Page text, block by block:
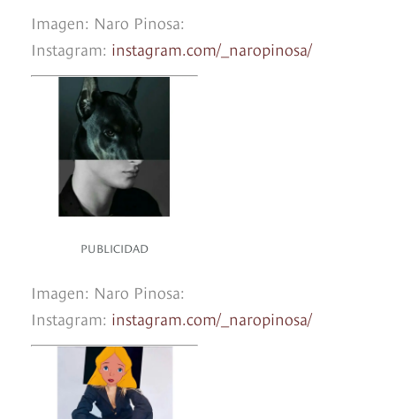
Imagen: Naro Pinosa:
Instagram: instagram.com/_naropinosa/
PUBLICIDAD
Imagen: Naro Pinosa:
Instagram: instagram.com/_naropinosa/